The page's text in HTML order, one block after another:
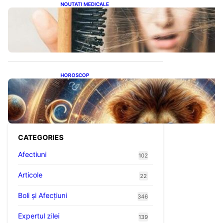
NOUTATI MEDICALE
Semnele unei deficiențe de
proteine: Impactul asupra
sănătății tale
HOROSCOP
Portalul Leului 8/8:
Oportunități de Abundență
pentru Cinci Zodii în 2026
CATEGORIES
Afectiuni
102
Articole 22
Boli și Afecțiuni 346
Expertul zilei 139